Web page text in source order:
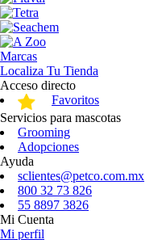
Marcas
Localiza Tu Tienda
Acceso directo
Favoritos
Servicios para mascotas
Grooming
Adopciones
Ayuda
sclientes@petco.com.mx
800 32 73 826
55 8897 3826
Mi Cuenta
Mi perfil